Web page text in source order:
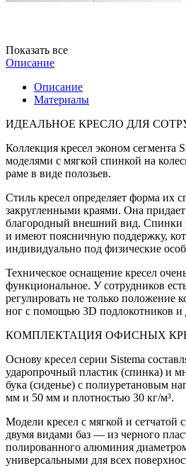
Показать все
Описание
Описание
Материалы
ИДЕАЛЬНОЕ КРЕСЛО ДЛЯ
Коллекция кресел эконом сегмента
моделями с мягкой спинкой на
раме в виде полозьев.
Стиль кресел определяет форма их
закругленными краями. Она
благородный внешний вид. Спинки
и имеют поясничную поддержку,
индивидуально под физические
Техническое оснащение кресел
функциональное. У сотрудников
регулировать не только положение
ног с помощью 3D подлокотников и
КОМПЛЕКТАЦИЯ ОФИСНЫХ
Основу кресел серии Sistema
ударопрочный пластик (спинка) и
бука (сиденье) с полиуретановым
мм и 50 мм и плотностью 30 кг/м³.
Модели кресел с мягкой и сетчатой
двумя видами баз — из черного
полированного алюминия
универсальными для всех